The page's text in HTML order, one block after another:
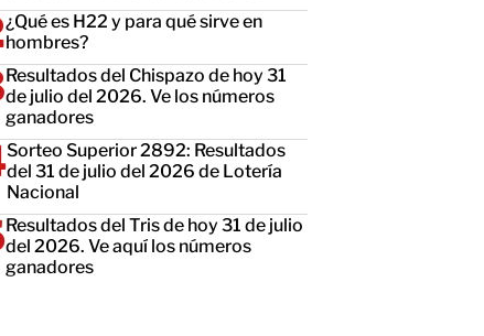
¿Qué es H22 y para qué sirve en
hombres?
Resultados del Chispazo de hoy 31
de julio del 2026. Ve los números
ganadores
Sorteo Superior 2892: Resultados
del 31 de julio del 2026 de Lotería
Nacional
Resultados del Tris de hoy 31 de julio
del 2026. Ve aquí los números
ganadores